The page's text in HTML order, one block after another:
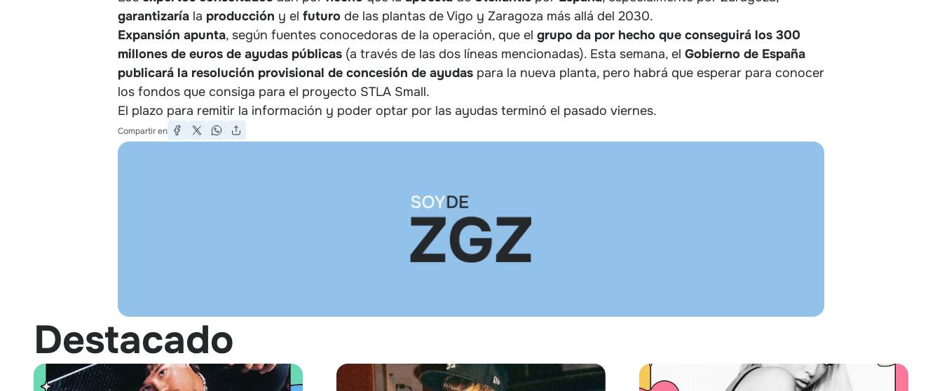
garantizaría la producción y el futuro de las plantas de Vigo y Zaragoza más allá del 2030.
Expansión apunta, según fuentes conocedoras de la operación, que el grupo da por hecho que conseguirá los 300
millones de euros de ayudas públicas (a través de las dos líneas mencionadas). Esta semana, el Gobierno de España
publicará la resolución provisional de concesión de ayudas para la nueva planta, pero habrá que esperar para conocer
los fondos que consiga para el proyecto STLA Small.
El plazo para remitir la información y poder optar por las ayudas terminó el pasado viernes.
Compartir en
Destacado